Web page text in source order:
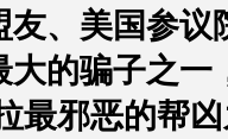
友、美国参议
的骗子之一
最邪恶的帮